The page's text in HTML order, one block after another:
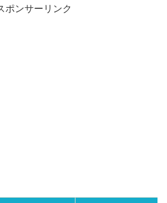
ポンサーリンク